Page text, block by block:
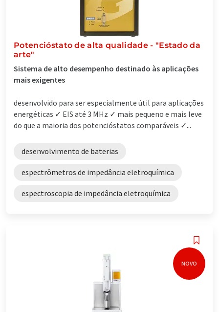
Potencióstato de alta qualidade - "Estado da
arte"
Sistema de alto desempenho destinado às aplicações
mais exigentes
desenvolvido para ser especialmente útil para aplicações
energéticas ✓ EIS até 3 MHz ✓ mais pequeno e mais leve
do que a maioria dos potencióstatos comparáveis ✓...
desenvolvimento de baterias
espectrômetros de impedância eletroquímica
espectroscopia de impedância eletroquímica
NOVO